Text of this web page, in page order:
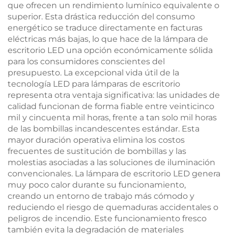
que ofrecen un rendimiento lumínico equivalente o
superior. Esta drástica reducción del consumo
energético se traduce directamente en facturas
eléctricas más bajas, lo que hace de la lámpara de
escritorio LED una opción económicamente sólida
para los consumidores conscientes del
presupuesto. La excepcional vida útil de la
tecnología LED para lámparas de escritorio
representa otra ventaja significativa: las unidades de
calidad funcionan de forma fiable entre veinticinco
mil y cincuenta mil horas, frente a tan solo mil horas
de las bombillas incandescentes estándar. Esta
mayor duración operativa elimina los costos
frecuentes de sustitución de bombillas y las
molestias asociadas a las soluciones de iluminación
convencionales. La lámpara de escritorio LED genera
muy poco calor durante su funcionamiento,
creando un entorno de trabajo más cómodo y
reduciendo el riesgo de quemaduras accidentales o
peligros de incendio. Este funcionamiento fresco
también evita la degradación de materiales